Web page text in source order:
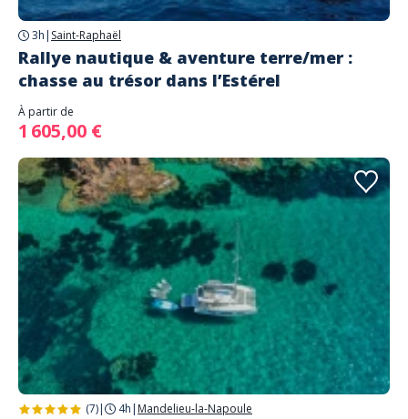
3h | Saint-Raphaël
Rallye nautique & aventure terre/mer :
chasse au trésor dans l’Estérel
À partir de
1 605,00 €
(7)| 4h | Mandelieu-la-Napoule